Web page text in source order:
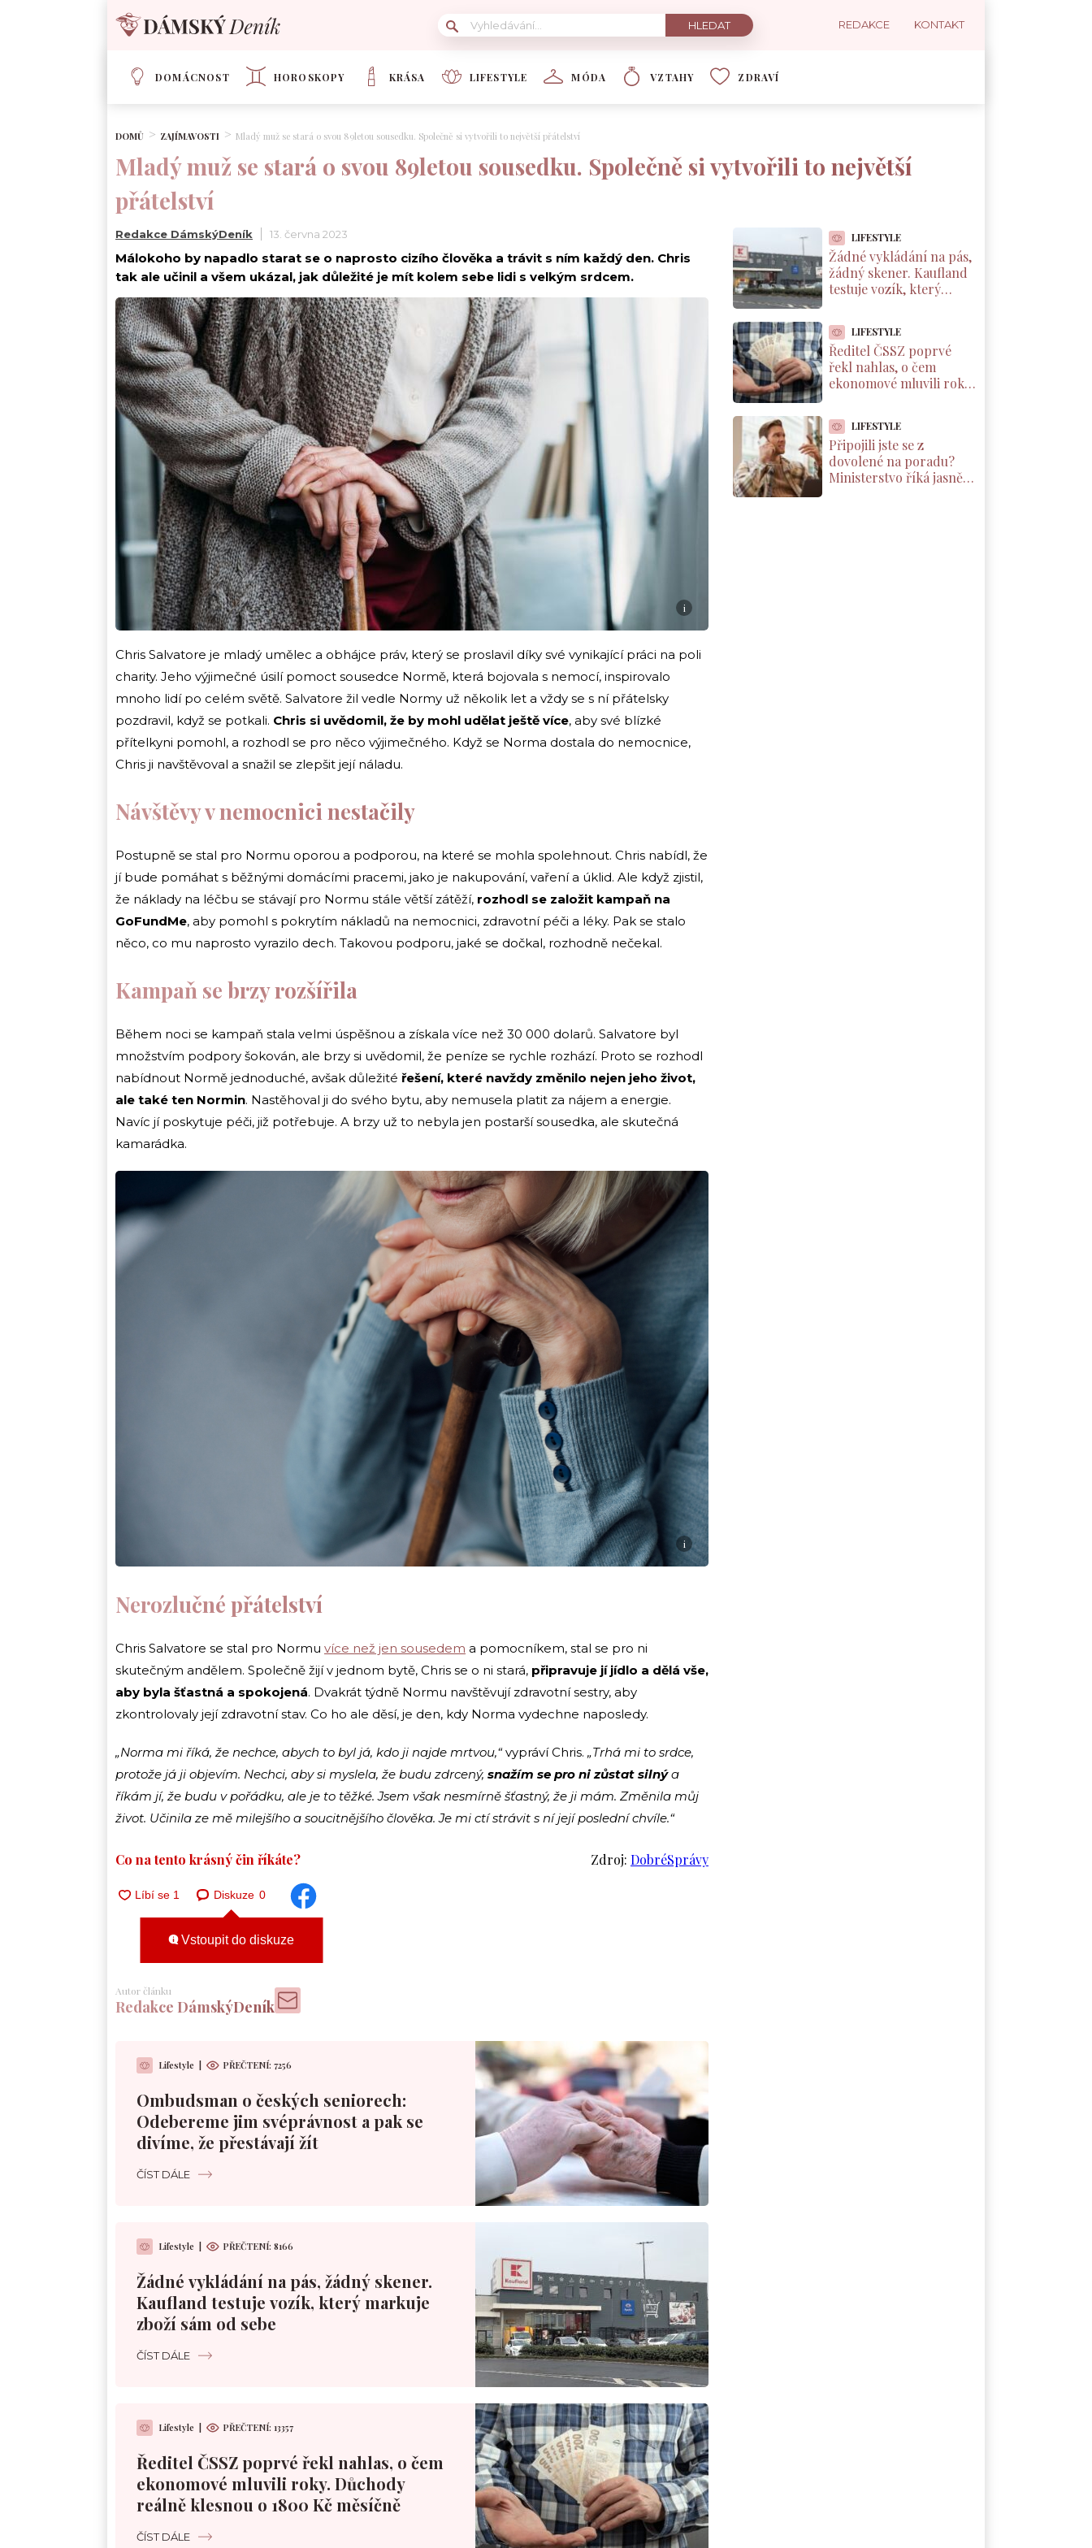
REDAKCE KONTAKT
DOMÁCNOST HOROSKOPY KRÁSA LIFESTYLE MÓDA VZTAHY ZDRAVÍ
DOMŮ ZAJÍMAVOSTI Mladý muž se stará o svou 89letou sousedku. Společně si vytvořili to největší přátelství
Mladý muž se stará o svou 89letou sousedku. Společně si vytvořili to největší
přátelství
Redakce DámskýDeník 13. června 2023
Málokoho by napadlo starat se o naprosto cizího člověka a trávit s ním každý den. Chris
tak ale učinil a všem ukázal, jak důležité je mít kolem sebe lidi s velkým srdcem.
i
Chris Salvatore je mladý umělec a obhájce práv, který se proslavil díky své vynikající práci na poli
charity. Jeho výjimečné úsilí pomoct sousedce Normě, která bojovala s nemocí, inspirovalo
mnoho lidí po celém světě. Salvatore žil vedle Normy už několik let a vždy se s ní přátelsky
pozdravil, když se potkali. Chris si uvědomil, že by mohl udělat ještě více, aby své blízké
přítelkyni pomohl, a rozhodl se pro něco výjimečného. Když se Norma dostala do nemocnice,
Chris ji navštěvoval a snažil se zlepšit její náladu.
Návštěvy v nemocnici nestačily
Postupně se stal pro Normu oporou a podporou, na které se mohla spolehnout. Chris nabídl, že
jí bude pomáhat s běžnými domácími pracemi, jako je nakupování, vaření a úklid. Ale když zjistil,
že náklady na léčbu se stávají pro Normu stále větší zátěží, rozhodl se založit kampaň na
GoFundMe, aby pomohl s pokrytím nákladů na nemocnici, zdravotní péči a léky. Pak se stalo
něco, co mu naprosto vyrazilo dech. Takovou podporu, jaké se dočkal, rozhodně nečekal.
Kampaň se brzy rozšířila
Během noci se kampaň stala velmi úspěšnou a získala více než 30 000 dolarů. Salvatore byl
množstvím podpory šokován, ale brzy si uvědomil, že peníze se rychle rozhází. Proto se rozhodl
nabídnout Normě jednoduché, avšak důležité řešení, které navždy změnilo nejen jeho život,
ale také ten Normin. Nastěhoval ji do svého bytu, aby nemusela platit za nájem a energie.
Navíc jí poskytuje péči, již potřebuje. A brzy už to nebyla jen postarší sousedka, ale skutečná
kamarádka.
i
Nerozlučné přátelství
Chris Salvatore se stal pro Normu více než jen sousedem a pomocníkem, stal se pro ni
skutečným andělem. Společně žijí v jednom bytě, Chris se o ni stará, připravuje jí jídlo a dělá vše,
aby byla šťastná a spokojená. Dvakrát týdně Normu navštěvují zdravotní sestry, aby
zkontrolovaly její zdravotní stav. Co ho ale děsí, je den, kdy Norma vydechne naposledy.
„Norma mi říká, že nechce, abych to byl já, kdo ji najde mrtvou,“vypráví Chris. „Trhá mi to srdce,
protože já ji objevím. Nechci, aby si myslela, že budu zdrcený, snažím se pro ni zůstat silnýa
říkám jí, že budu v pořádku, ale je to těžké. Jsem však nesmírně šťastný, že ji mám. Změnila můj
život. Učinila ze mě milejšího a soucitnějšího člověka. Je mi ctí strávit s ní její poslední chvíle.“
Co na tento krásný čin říkáte? Zdroj: DobréSprávy
Diskuze 0
Vstoupit do diskuze
Autor článku
Redakce DámskýDeník
Lifestyle PŘEČTENÍ: 7256
Ombudsman o českých seniorech:
Odebereme jim svéprávnost a pak se
divíme, že přestávají žít
ČÍST DÁLE
Lifestyle PŘEČTENÍ: 8166
Žádné vykládání na pás, žádný skener.
Kaufland testuje vozík, který markuje
zboží sám od sebe
ČÍST DÁLE
Lifestyle PŘEČTENÍ: 13357
Ředitel ČSSZ poprvé řekl nahlas, o čem
ekonomové mluvili roky. Důchody
reálně klesnou o 1800 Kč měsíčně
ČÍST DÁLE
LIFESTYLE
Žádné vykládání na pás,
žádný skener. Kaufland
testuje vozík, který
sebe
LIFESTYLE
Ředitel ČSSZ poprvé
řekl nahlas, o čem
ekonomové mluvili roky.
o 1800 Kč měsíčně
LIFESTYLE
Připojili jste se z
dovolené na poradu?
Ministerstvo říká jasně: